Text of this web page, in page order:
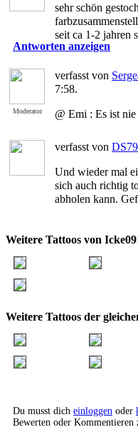
sehr schön
seit ca 1-2 jahren
Antworten anzeigen
Moderator
verfasst von
7:58.
@ Emi : Es ist
verfasst von DS79
Und wieder mal
sich auch richtig
abholen kann.
Weitere Tattoos von
Weitere Tattoos der
Du musst dich einloggen oder
Bewerten oder Kommentieren